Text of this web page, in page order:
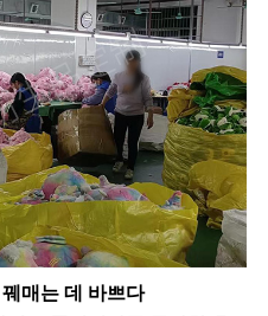
매는 데 바쁘다